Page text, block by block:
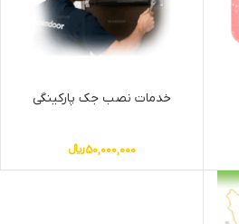
خدمات نصب جک پارکینگی
50,000,000﷼